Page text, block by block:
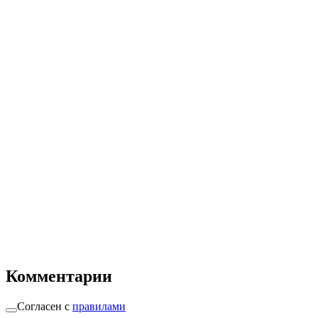
Комментарии
Согласен с правилами